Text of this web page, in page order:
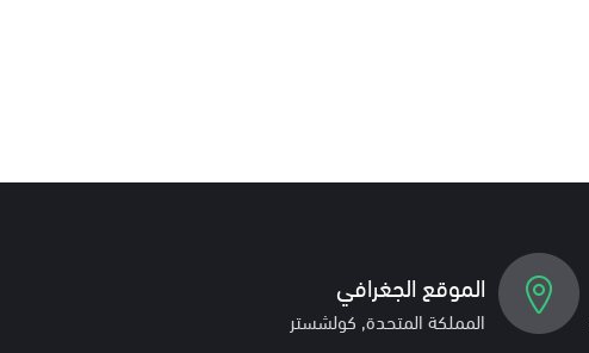
الموقع الجغرافي
المملكة المتحدة, كولشستر